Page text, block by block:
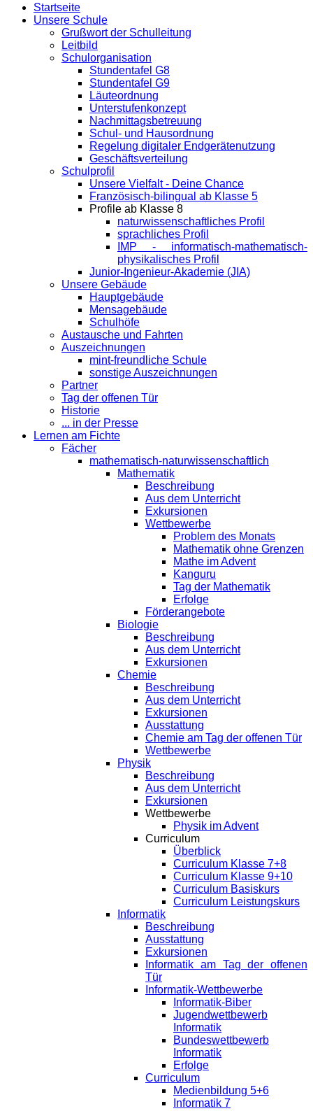
Startseite
Unsere Schule
Grußwort der Schulleitung
Leitbild
Schulorganisation
Stundentafel G8
Stundentafel G9
Läuteordnung
Unterstufenkonzept
Nachmittagsbetreuung
Schul- und Hausordnung
Regelung digitaler Endgeräte­nutzung
Geschäftsverteilung
Schulprofil
Unsere Vielfalt - Deine Chance
Französisch-bilingual ab Klasse 5
Profile ab Klasse 8
naturwissenschaftliches Profil
sprachliches Profil
IMP - informatisch-mathematisch-
physikalisches Profil
Junior-Ingenieur-Akademie (JIA)
Unsere Gebäude
Hauptgebäude
Mensagebäude
Schulhöfe
Austausche und Fahrten
Auszeichnungen
mint-freundliche Schule
sonstige Auszeichnungen
Partner
Tag der offenen Tür
Historie
... in der Presse
Lernen am Fichte
Fächer
mathematisch-naturwissenschaftlich
Mathematik
Beschreibung
Aus dem Unterricht
Exkursionen
Wettbewerbe
Problem des Monats
Mathematik ohne Grenzen
Mathe im Advent
Kanguru
Tag der Mathematik
Erfolge
Förderangebote
Biologie
Beschreibung
Aus dem Unterricht
Exkursionen
Chemie
Beschreibung
Aus dem Unterricht
Exkursionen
Ausstattung
Chemie am Tag der offenen Tür
Wettbewerbe
Physik
Beschreibung
Aus dem Unterricht
Exkursionen
Wettbewerbe
Physik im Advent
Curriculum
Überblick
Curriculum Klasse 7+8
Curriculum Klasse 9+10
Curriculum Basiskurs
Curriculum Leistungskurs
Informatik
Beschreibung
Ausstattung
Exkursionen
Informatik am Tag der offenen
Tür
Informatik-Wettbewerbe
Informatik-Biber
Jugendwettbewerb
Informatik
Bundeswettbewerb
Informatik
Erfolge
Curriculum
Medienbildung 5+6
Informatik 7